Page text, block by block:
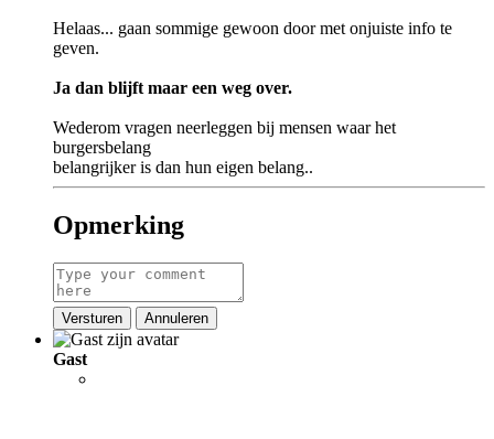
Helaas... gaan sommige gewoon door met onjuiste info te
geven.
Ja dan blijft maar een weg over.
Wederom vragen neerleggen bij mensen waar het
burgersbelang
belangrijker is dan hun eigen belang..
Opmerking
Versturen Annuleren
Gast